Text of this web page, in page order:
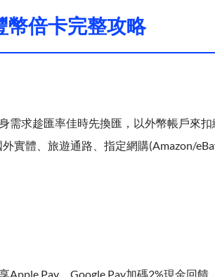
幣倍卡完整攻略
需求趁匯率佳時先換匯，以外幣帳戶來
實體、旅遊通路、指定網購(Amazon/
Apple Pay、Google Pay加碼2%現金回饋